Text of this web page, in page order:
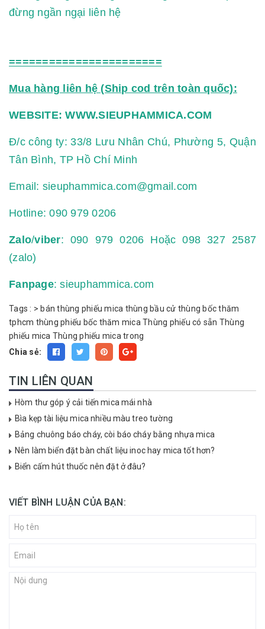
đừng ngần ngại liên hệ
=======================
Mua hàng liên hệ (Ship cod trên toàn quốc):
WEBSITE:WWW.SIEUPHAMMICA.COM
Đ/c công ty: 33/8 Lưu Nhân Chú, Phường 5, Quận
Tân Bình, TP Hồ Chí Minh
Email: sieuphammica.com@gmail.com
Hotline:090 979 0206
Zalo/viber: 090 979 0206 Hoặc 098 327 2587
(zalo)
Fanpage: sieuphammica.com
Tags : >bán thùng phiếu mica thùng bầu cử thùng bốc thăm
tphcm thùng phiếu bốc thăm mica Thùng phiếu có sẵn Thùng
phiếu mica Thùng phiếu mica trong
Chia sẻ:
TIN LIÊN QUAN
Hòm thư góp ý cải tiến mica mái nhà
Bìa kẹp tài liệu mica nhiều màu treo tường
Bảng chuông báo cháy, còi báo cháy bằng nhựa mica
Nên làm biển đặt bàn chất liệu inoc hay mica tốt hơn?
Biển cấm hút thuốc nên đặt ở đâu?
VIẾT BÌNH LUẬN CỦA BẠN: